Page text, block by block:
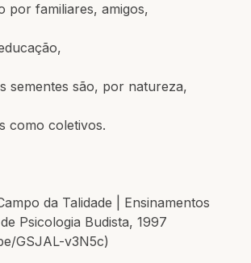
por familiares, amigos,
sementes são, por natureza,
como coletivos.
da Talidade | Ensinamentos
Psicologia Budista, 1997
GSJAL-v3N5c)